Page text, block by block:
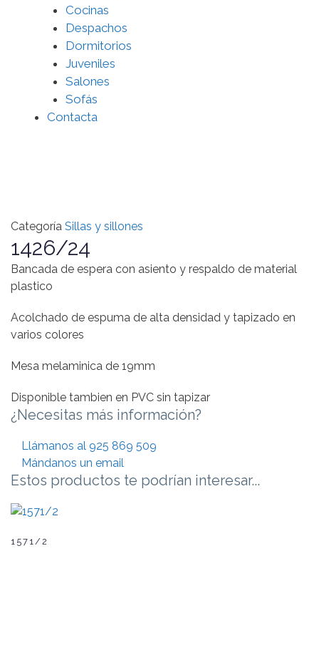
Cocinas
Despachos
Dormitorios
Juveniles
Salones
Sofás
Contacta
Categoría Sillas y sillones
1426/24
Bancada de espera con asiento y respaldo de material
plastico
Acolchado de espuma de alta densidad y tapizado en
varios colores
Mesa melaminica de 19mm
Disponible tambien en PVC sin tapizar
¿Necesitas más información?
Llámanos al 925 869 509
Mándanos un email
Estos productos te podrían interesar...
1571/2